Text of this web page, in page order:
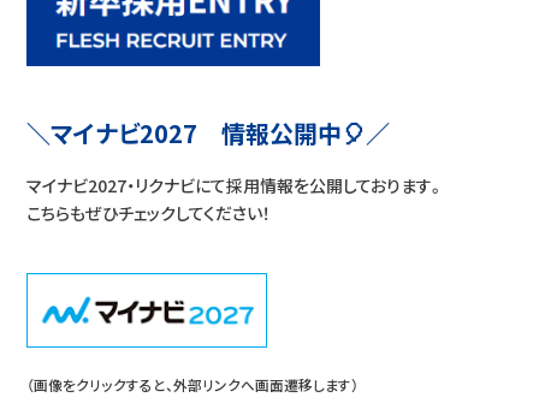
＼マイナビ2027 情報公開中🎈／
マイナビ2027・リクナビにて採用情報を公開しております。
こちらもぜひチェックしてください！
（画像をクリックすると、外部リンクへ画面遷移します）